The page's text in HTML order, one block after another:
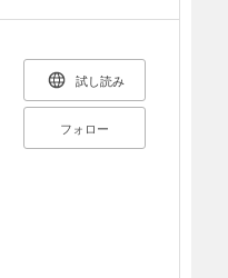
試し読み
フォロー